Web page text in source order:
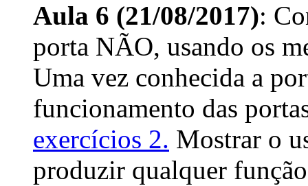
Aula 6 (21/08/2017):
porta NÃO, usando os
Uma vez conhecida a
funcionamento das
exercícios 2. Mostrar o
produzir qualquer